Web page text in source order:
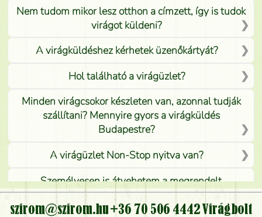
Nem tudom mikor lesz otthon a címzett, így is tudok
virágot küldeni?
A virágküldéshez kérhetek üzenőkártyát?
Hol található a virágüzlet?
Minden virágcsokor készleten van, azonnal tudják
szállítani? Mennyire gyors a virágküldés
Budapestre?
A virágüzlet Non-Stop nyitva van?
Személyesen is átvehetem a megrendelt
virágcsokrot, vagy csak virágküldéssel, kiszállítással
kérhető?
szirom@szirom.hu+36 70 506 4442 Virágbolt